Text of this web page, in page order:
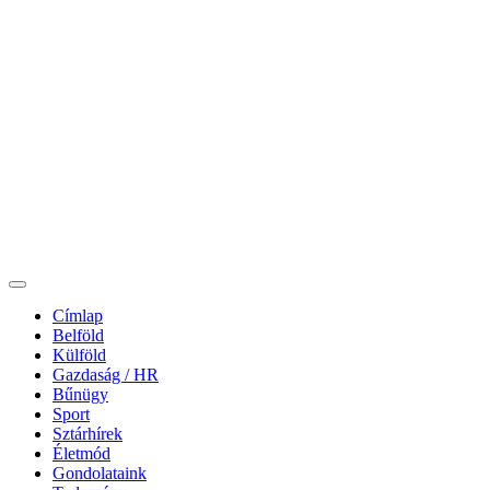
Címlap
Belföld
Külföld
Gazdaság / HR
Bűnügy
Sport
Sztárhírek
Életmód
Gondolataink